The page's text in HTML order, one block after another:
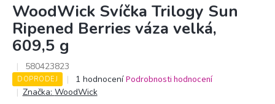
WoodWick Svíčka Trilogy Sun
Ripened Berries váza velká,
609,5 g
580423823
DOPRODEJ
Průměrné
hodnocení
1 hodnocení Podrobnosti hodnocení
Značka: WoodWick